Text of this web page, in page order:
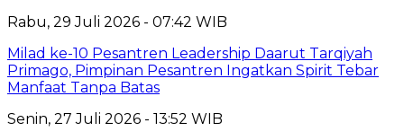
Rabu, 29 Juli 2026 - 07:42 WIB
Milad ke-10 Pesantren Leadership Daarut Tarqiyah
Primago, Pimpinan Pesantren Ingatkan Spirit Tebar
Manfaat Tanpa Batas
Senin, 27 Juli 2026 - 13:52 WIB